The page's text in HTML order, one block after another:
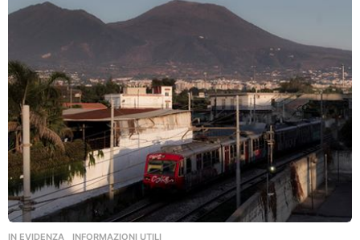
n
o
IN EVIDENZA ,INFORMAZIONI UTILI